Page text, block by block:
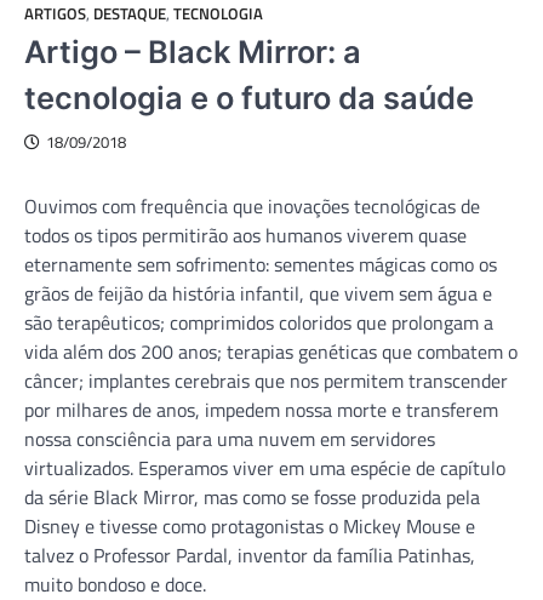
ARTIGOS, DESTAQUE, TECNOLOGIA
Artigo – Black Mirror: a
tecnologia e o futuro da saúde
18/09/2018
Ouvimos com frequência que inovações tecnológicas de
todos os tipos permitirão aos humanos viverem quase
eternamente sem sofrimento: sementes mágicas como os
grãos de feijão da história infantil, que vivem sem água e
são terapêuticos; comprimidos coloridos que prolongam a
vida além dos 200 anos; terapias genéticas que combatem o
câncer; implantes cerebrais que nos permitem transcender
por milhares de anos, impedem nossa morte e transferem
nossa consciência para uma nuvem em servidores
virtualizados. Esperamos viver em uma espécie de capítulo
da série Black Mirror, mas como se fosse produzida pela
Disney e tivesse como protagonistas o Mickey Mouse e
talvez o Professor Pardal, inventor da família Patinhas,
muito bondoso e doce.